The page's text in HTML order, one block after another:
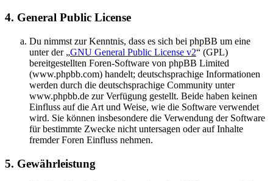
4. General Public License
Du nimmst zur Kenntnis, dass es sich bei phpBB um eine
unter der „GNU General Public License v2“ (GPL)
bereitgestellten Foren-Software von phpBB Limited
(www.phpbb.com) handelt; deutschsprachige Informationen
werden durch die deutschsprachige Community unter
www.phpbb.de zur Verfügung gestellt. Beide haben keinen
Einfluss auf die Art und Weise, wie die Software verwendet
wird. Sie können insbesondere die Verwendung der Software
für bestimmte Zwecke nicht untersagen oder auf Inhalte
fremder Foren Einfluss nehmen.
5. Gewährleistung